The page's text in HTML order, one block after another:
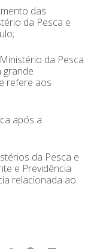
das
da Pesca e
da Pesca
grande
refere aos
após a
da Pesca e
e Previdência
relacionada ao